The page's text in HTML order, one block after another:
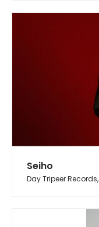
Seiho
Day Tripeer